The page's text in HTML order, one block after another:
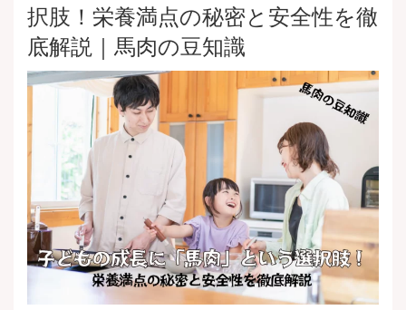
択肢！栄養満点の秘密と安全性を徹
底解説｜馬肉の豆知識